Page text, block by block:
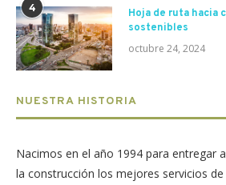
4
Hoja de ruta hacia
sostenibles
octubre 24, 2024
NUESTRA HISTORIA
Nacimos en el año 1994 para entregar
la construcción los mejores servicios